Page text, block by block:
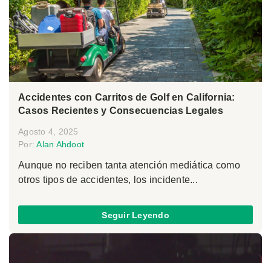
Accidentes con Carritos de Golf en California:
Casos Recientes y Consecuencias Legales
Agosto 4, 2025
Por:Alan Ahdoot
Aunque no reciben tanta atención mediática como
otros tipos de accidentes, los incidente...
Seguir Leyendo